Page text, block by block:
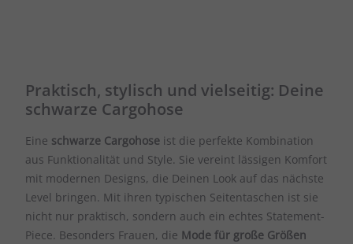
Praktisch, stylisch und vielseitig: Deine
schwarze Cargohose
Eine schwarze Cargohose ist die perfekte Kombination
aus Funktionalität und Style. Sie vereint lässigen Komfort
mit modernen Designs, die Deinen Look auf das nächste
Level bringen. Mit ihren typischen Seitentaschen ist sie
nicht nur praktisch, sondern auch ein echtes Statement-
Piece. Besonders Frauen, die Mode für große Größen